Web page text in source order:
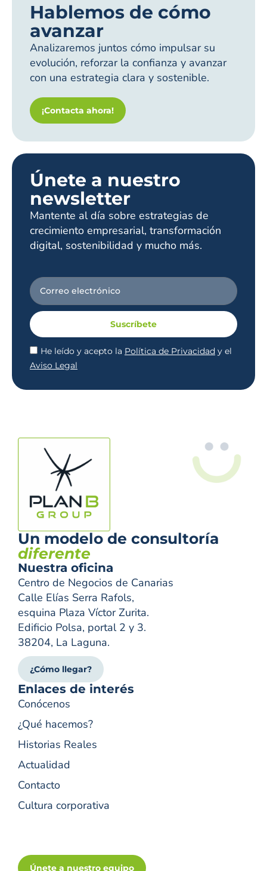
Hablemos de cómo
avanzar
Analizaremos juntos cómo impulsar su
evolución, reforzar la confianza y avanzar
con una estrategia clara y sostenible.
¡Contacta ahora!
Únete a nuestro
newsletter
Mantente al día sobre estrategias de
crecimiento empresarial, transformación
digital, sostenibilidad y mucho más.
He leído y acepto la Política de Privacidad y el
Aviso Legal
Suscríbete
Un modelo de consultoría
diferente
Nuestra oficina
Centro de Negocios de Canarias
Calle Elías Serra Rafols,
esquina Plaza Víctor Zurita.
Edificio Polsa, portal 2 y 3.
38204, La Laguna.
¿Cómo llegar?
Enlaces de interés
Conócenos
¿Qué hacemos?
Historias Reales
Actualidad
Contacto
Cultura corporativa
Únete a nuestro equipo